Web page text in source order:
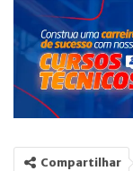
Compartilhar